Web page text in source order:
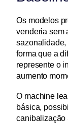
Os modelos
venderia sem
sazonalidade,
forma que a
represente o
aumento
O machine
básica,
canibalização